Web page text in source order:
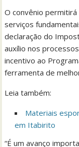
O convênio
serviços
declaração do
auxílio nos
incentivo ao
ferramenta de
Leia também:
Materiais
em Itabirito
“É um avanço